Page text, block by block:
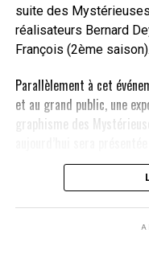
suite des
réalisateurs Bernard
François (2ème saison).
Parallèlement à cet
et au grand public, une
graphisme des